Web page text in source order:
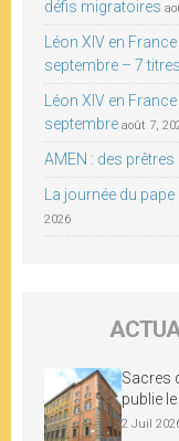
défis migratoires
Léon XIV en
septembre – 7
Léon XIV en
septembre août 7,
AMEN : des
La journée du
2026
Sacres
publie
2 Juil